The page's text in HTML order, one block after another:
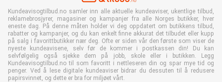
Kundeavisogtilbud.no samler inn alle aktuelle kundeaviser, ukentlige tilbud,
reklamebrosjyrer, magasiner og kampanjer fra alle Norges butikker, hver
eneste dag. På denne måten holder vi deg oppdatert om butikkens tilbud,
rabatter og kampanjer, og du kan enkelt finne akkurat det tilbudet eller kupp
på salg i favorittbutikker nær deg. Ofte er siden vår den første som viser de
nyeste kundeavisene, selv før de kommer i postkassen din! Du kan
selvfølgelig også sjekke dem på jobb, skole eller i butikken. Legg
Kundeavisogtilbud.no til som favoritt i nettleseren din og spar mye tid og
penger. Ved å lese digitale kundeaviser bidrar du dessuten til å redusere
papirsvinnet, og dette er bra for miljøet vårt.